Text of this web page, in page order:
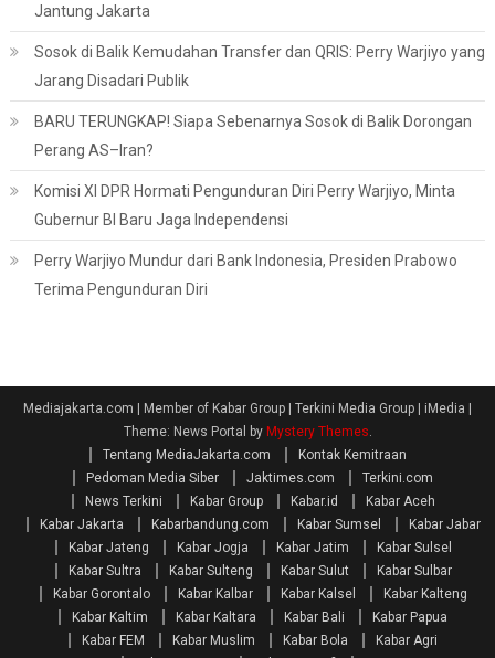
Jantung Jakarta
Sosok di Balik Kemudahan Transfer dan QRIS: Perry Warjiyo yang
Jarang Disadari Publik
BARU TERUNGKAP! Siapa Sebenarnya Sosok di Balik Dorongan
Perang AS–Iran?
Komisi XI DPR Hormati Pengunduran Diri Perry Warjiyo, Minta
Gubernur BI Baru Jaga Independensi
Perry Warjiyo Mundur dari Bank Indonesia, Presiden Prabowo
Terima Pengunduran Diri
Mediajakarta.com | Member of Kabar Group | Terkini Media Group | iMedia
Theme: News Portal by Mystery Themes.
Tentang MediaJakarta.com
Kontak Kemitraan
Pedoman Media Siber
Jaktimes.com
Terkini.com
News Terkini
Kabar Group Kabar.id
Kabar Aceh
Kabar Jakarta
Kabarbandung.com Kabar Sumsel
Kabar Jabar
Kabar Jateng
Kabar Jogja Kabar Jatim
Kabar Sulsel
Kabar Sultra
Kabar Sulteng Kabar Sulut
Kabar Sulbar
Kabar Gorontalo
Kabar Kalbar Kabar Kalsel
Kabar Kalteng
Kabar Kaltim
Kabar Kaltara Kabar Bali
Kabar Papua
Kabar FEM
Kabar Muslim Kabar Bola
Kabar Agri